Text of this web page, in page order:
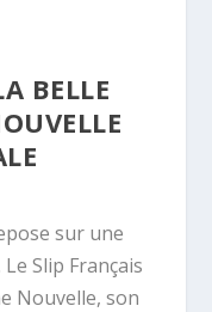
BELLE
sur une
Slip Français
Nouvelle, son